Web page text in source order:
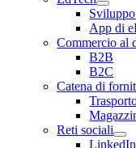
App di
Commercio al
B2B
B2C
Catena di
Reti sociali